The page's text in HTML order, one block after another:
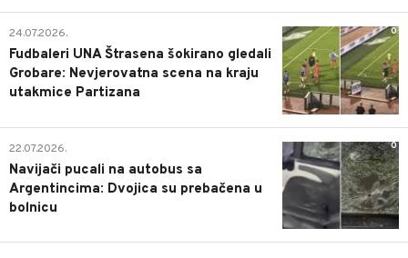
0
24.07.2026.
Fudbaleri UNA Štrasena šokirano gledali
Grobare: Nevjerovatna scena na kraju
utakmice Partizana
0
22.07.2026.
Navijači pucali na autobus sa
Argentincima: Dvojica su prebačena u
bolnicu